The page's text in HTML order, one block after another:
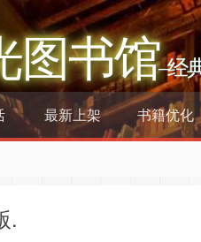
图书馆–经
最新上架 书籍优化
.